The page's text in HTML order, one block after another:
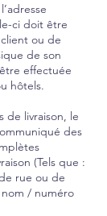
ci doit être
ou de
de son
effectuée
hôtels.
de livraison, le
des
(Tels que :
rue ou de
/ numéro